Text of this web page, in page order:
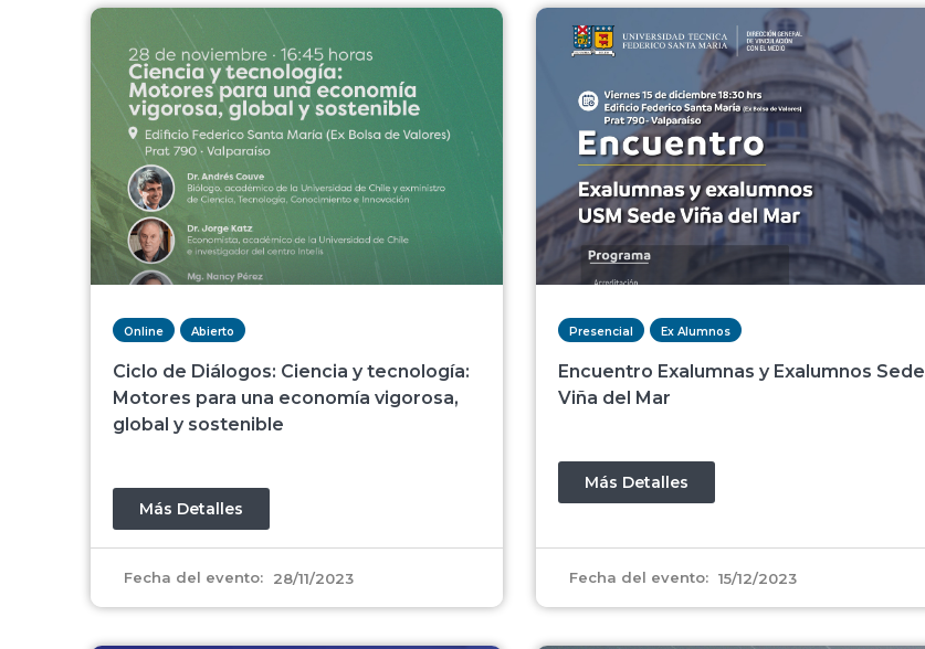
Online Abierto
Ciclo de Diálogos: Ciencia y tecnología:
Motores para una economía vigorosa,
global y sostenible
Más Detalles
Fecha del evento: 28/11/2023
Presencial Ex Alumnos
Encuentro Exalumnas y Exalumnos Sede
Viña del Mar
Más Detalles
Fecha del evento: 15/12/2023